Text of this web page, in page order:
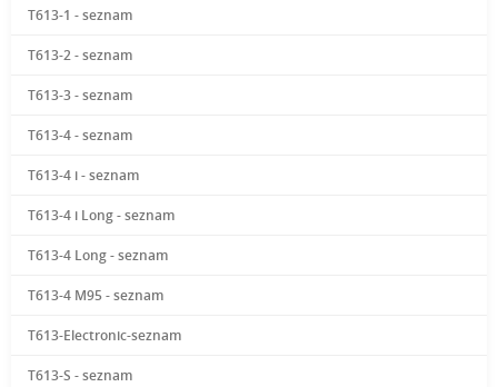
T613-1 - seznam
T613-2 - seznam
T613-3 - seznam
T613-4 - seznam
T613-4 i - seznam
T613-4 i Long - seznam
T613-4 Long - seznam
T613-4 M95 - seznam
T613-Electronic-seznam
T613-S - seznam